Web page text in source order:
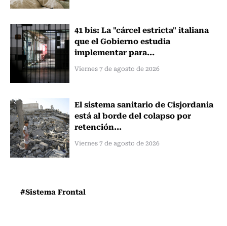
41 bis: La "cárcel estricta" italiana
que el Gobierno estudia
implementar para...
Viernes 7 de agosto de 2026
El sistema sanitario de Cisjordania
está al borde del colapso por
retención...
Viernes 7 de agosto de 2026
#Sistema Frontal